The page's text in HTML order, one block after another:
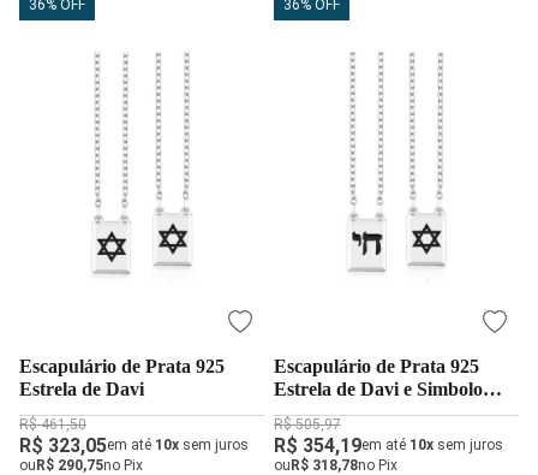
36% OFF
Escapulário de Prata 925
Estrela de Davi
R$ 461,50
R$ 323,05em até 10x sem juros
ouR$ 290,75no Pix
36% OFF
Escapulário de Prata 925
Estrela de Davi e Simbolo
Chai
R$ 505,97
R$ 354,19em até 10x sem juros
ouR$ 318,78no Pix